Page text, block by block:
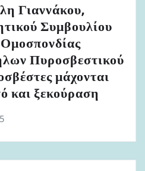
Γιαννάκου,
Συμβουλίου
Πυροσβεστικού
μάχονται
και ξεκούραση